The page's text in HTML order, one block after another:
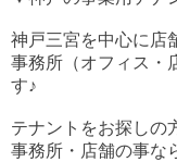
神戸三宮を中心に店
事務所（オフィス・
す♪
テナントをお探しの
事務所・店舗の事な